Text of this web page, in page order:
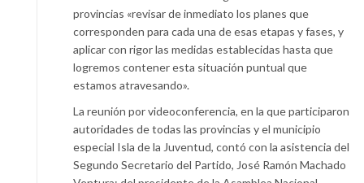
provincias «revisar de inmediato los planes que
corresponden para cada una de esas etapas y fases, y
aplicar con rigor las medidas establecidas hasta que
logremos contener esta situación puntual que
estamos atravesando».
La reunión por videoconferencia, en la que participaron
autoridades de todas las provincias y el municipio
especial Isla de la Juventud, contó con la asistencia del
Segundo Secretario del Partido, José Ramón Machado